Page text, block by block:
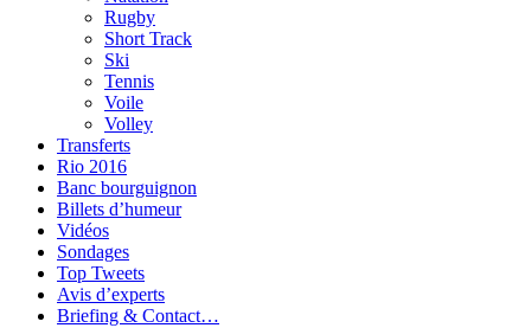
Rugby
Short Track
Ski
Tennis
Voile
Volley
Transferts
Rio 2016
Banc bourguignon
Billets d’humeur
Vidéos
Sondages
Top Tweets
Avis d’experts
Briefing & Contact…